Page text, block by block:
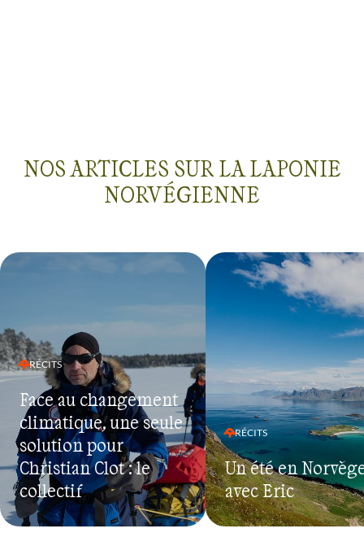
NOS ARTICLES SUR LA LAPONIE
NORVÉGIENNE
RÉCITS
Face au changement
climatique, une seule
solution pour
Christian Clot : le
collectif
RÉCITS
Un été en
avec Eric